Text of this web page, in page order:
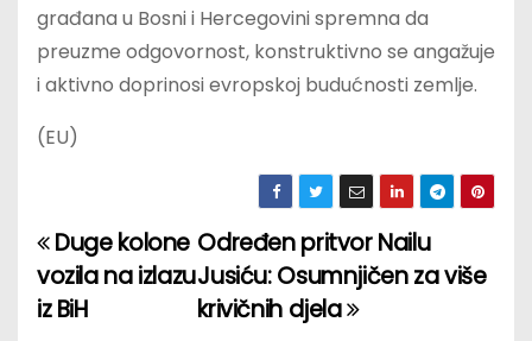
građana u Bosni i Hercegovini spremna da
preuzme odgovornost, konstruktivno se angažuje
i aktivno doprinosi evropskoj budućnosti zemlje.
(EU)
P
o
Određen pritvor Nailu
Jusiću: Osumnjičen za više
krivičnih djela
Duge kolone
vozila na izlazu
iz BiH